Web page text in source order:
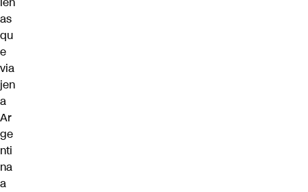
as
qu
e
via
jen
a
Ar
ge
nti
na
a